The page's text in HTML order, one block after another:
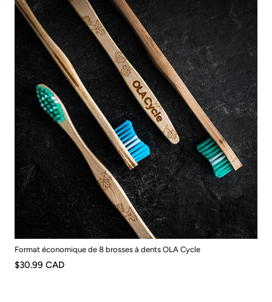
Format économique de 8 brosses à dents OLA Cycle
$30.99 CAD